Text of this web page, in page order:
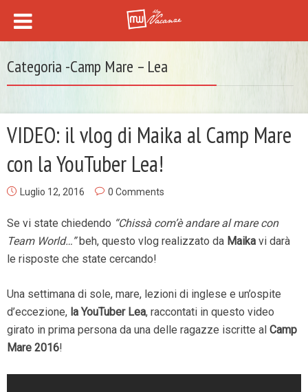
Categoria -Camp Mare – Lea
VIDEO: il vlog di Maika al Camp Mare
con la YouTuber Lea!
Luglio 12, 2016 0 Comments
Se vi state chiedendo “Chissà com’è andare al mare con
Team World…”beh, questo vlog realizzato da Maika vi darà
le risposte che state cercando!
Una settimana di sole, mare, lezioni di inglese e un’ospite
d’eccezione, la YouTuber Lea, raccontati in questo video
girato in prima persona da una delle ragazze iscritte al Camp
Mare 2016!